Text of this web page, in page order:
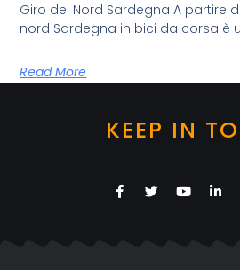
Giro del Nord Sardegna A partire
nord Sardegna in bici da corsa è
Read More
KEEP IN